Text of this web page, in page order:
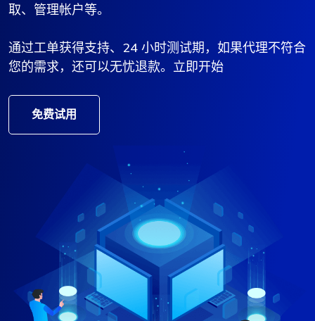
取、管理帐户等。
通过工单获得支持、24 小时测试期，如果代理不符合
您的需求，还可以无忧退款。立即开始
免费试用